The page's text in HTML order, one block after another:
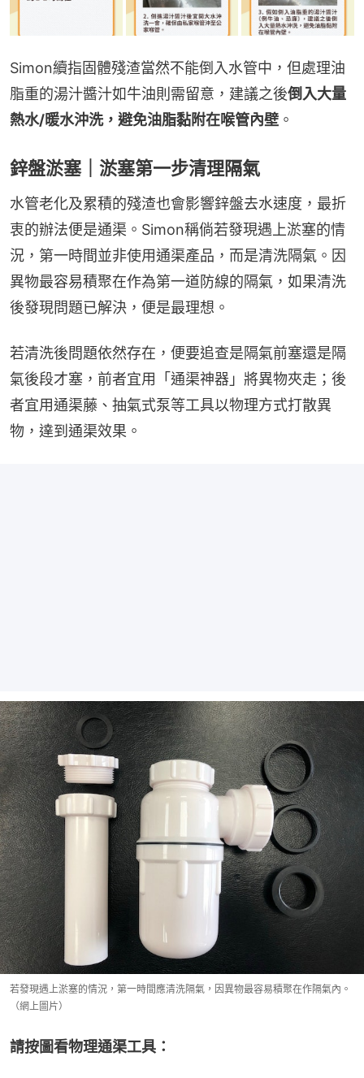
Simon續指固體殘渣當然不能倒入水管中，但處理油
脂重的湯汁醬汁如牛油則需留意，建議之後倒入大量
熱水/暖水沖洗，避免油脂黏附在喉管內壁 。
鋅盤淤塞｜淤塞第一步清理隔氣
水管老化及累積的殘渣也會影響鋅盤去水速度，最折
衷的辦法便是通渠。Simon稱倘若發現遇上淤塞的情
況，第一時間並非使用通渠產品，而是清洗隔氣。因
異物最容易積聚在作為第一道防線的隔氣，如果清洗
後發現問題已解決，便是最理想。
若清洗後問題依然存在，便要追查是隔氣前塞還是隔
氣後段才塞，前者宜用「通渠神器」將異物夾走；後
者宜用通渠藤、抽氣式泵等工具以物理方式打散異
物，達到通渠效果。
若發現遇上淤塞的情況，第一時間應清洗隔氣，因異物最容易積聚在作隔氣內。
（網上圖片）
請按圖看物理通渠工具：